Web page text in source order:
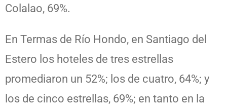
Colalao, 69%.
En Termas de Río Hondo, en Santiago del
Estero los hoteles de tres estrellas
promediaron un 52%; los de cuatro, 64%; y
los de cinco estrellas, 69%; en tanto en la